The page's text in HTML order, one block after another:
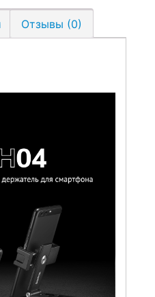
Отзывы (0)